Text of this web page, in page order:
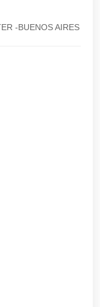
-BUENOS AIRES